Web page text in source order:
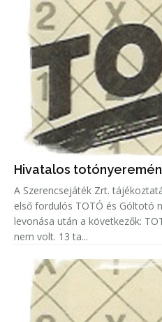
Hivatalos
A Szerencsejáték Zrt.
első fordulós TOTÓ és Góltotó
levonása után a következők: TOTÓ: 13+1 találatos szelvény
nem volt. 13 ta...